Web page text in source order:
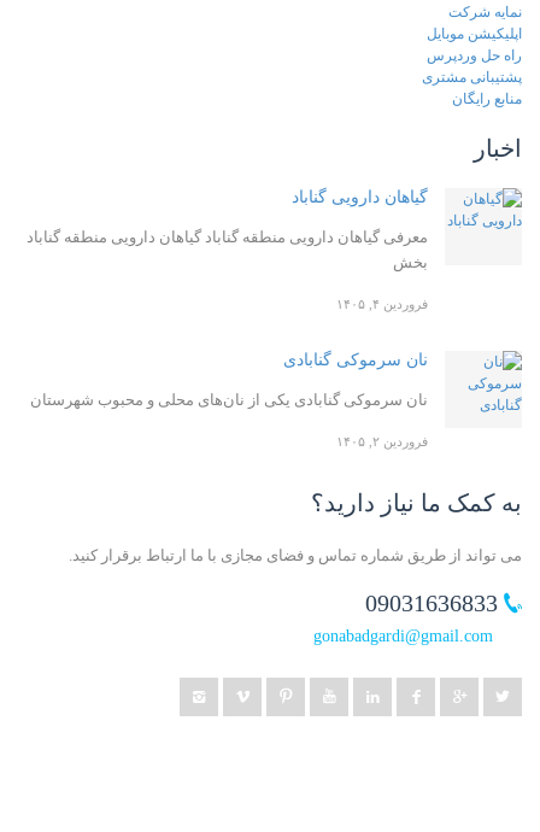
نمایه شرکت
اپلیکیشن موبایل
راه حل وردپرس
پشتیبانی مشتری
منابع رایگان
اخبار
گیاهان دارویی گناباد
معرفی گیاهان دارویی منطقه گناباد گیاهان دارویی منطقه گناباد
بخش
فروردین ۴, ۱۴۰۵
نان سرموکی گنابادی
نان سرموکی گنابادی یکی از نان‌های محلی و محبوب شهرستان
فروردین ۲, ۱۴۰۵
به کمک ما نیاز دارید؟
می تواند از طریق شماره تماس و فضای مجازی با ما ارتباط برقرار کنید.
gonabadgardi@gmail.com